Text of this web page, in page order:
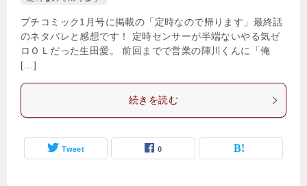
プチコミック1月号に掲載の「定時なので帰ります」最終話
のネタバレと感想です！ 定時センサーが半端ないやる気ゼ
ロＯＬだった生田愛。 前回までで営業の陣川くんに「俺
[…]
続きを読む
Tweet 0